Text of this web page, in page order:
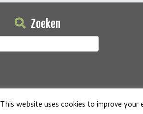
Zoeken
·© 2026
This website uses cookies to improve